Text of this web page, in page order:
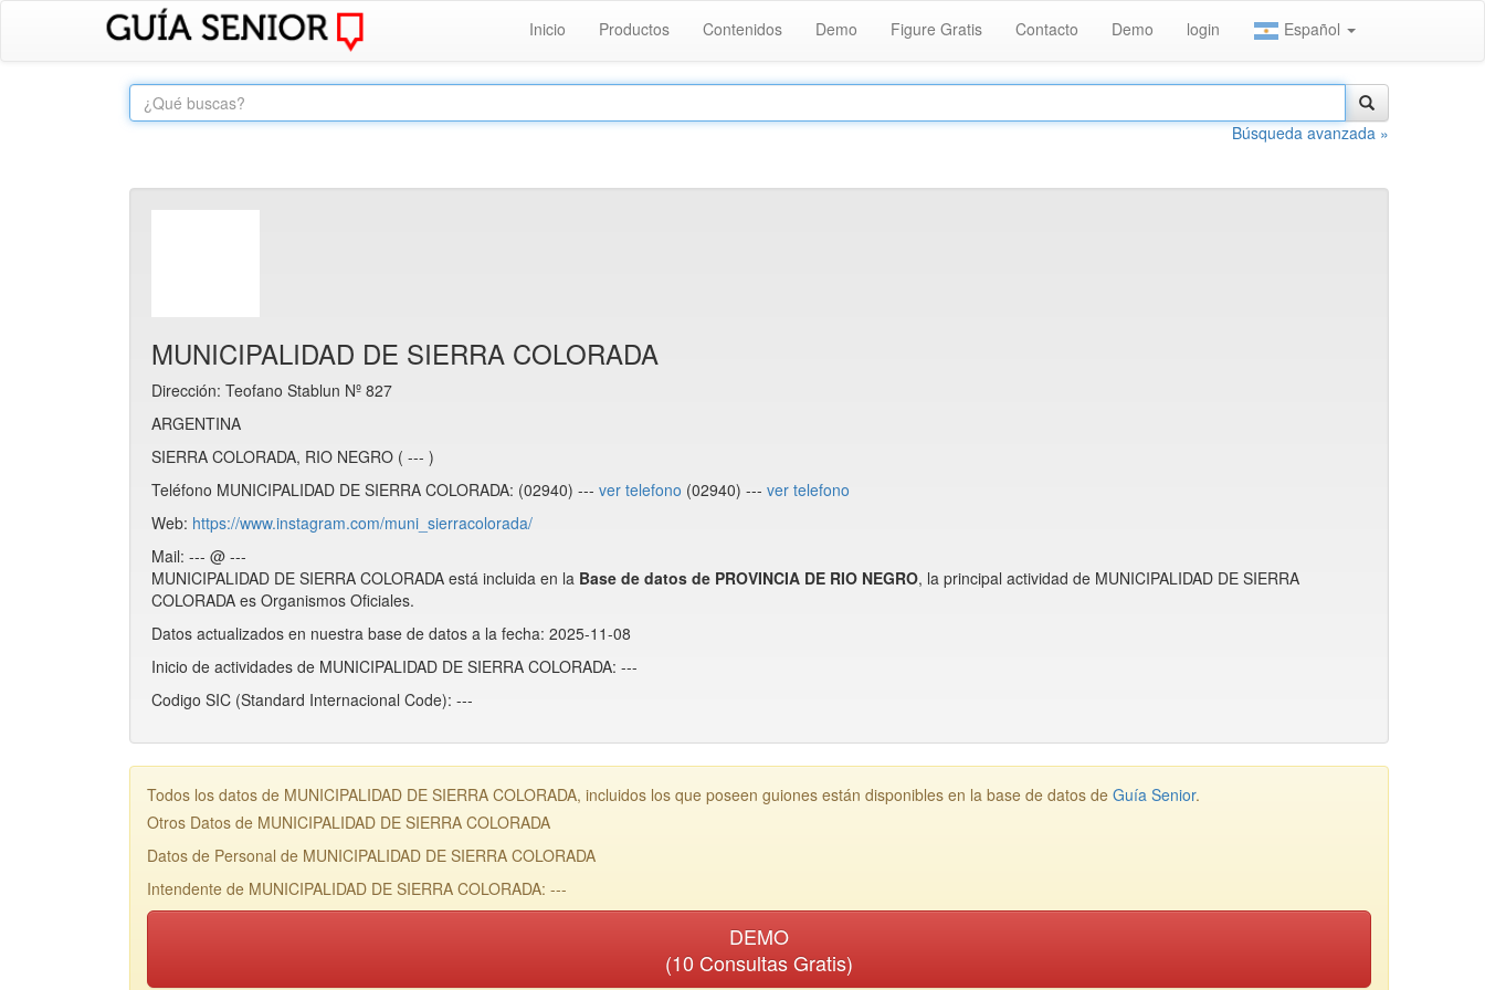
Inicio Productos Contenidos Demo Figure Gratis Contacto Demo login Español
Búsqueda avanzada »
MUNICIPALIDAD DE SIERRA COLORADA
Dirección: Teofano Stablun Nº 827
ARGENTINA
SIERRA COLORADA, RIO NEGRO ( --- )
Teléfono MUNICIPALIDAD DE SIERRA COLORADA: (02940) --- ver telefono (02940) --- ver telefono
Web: https://www.instagram.com/muni_sierracolorada/
Mail: --- @ ---
MUNICIPALIDAD DE SIERRA COLORADA está incluida en la Base de datos de PROVINCIA DE RIO NEGRO, la principal actividad de MUNICIPALIDAD DE SIERRA
COLORADA es Organismos Oficiales.
Datos actualizados en nuestra base de datos a la fecha: 2025-11-08
Inicio de actividades de MUNICIPALIDAD DE SIERRA COLORADA: ---
Codigo SIC (Standard Internacional Code): ---
Todos los datos de MUNICIPALIDAD DE SIERRA COLORADA, incluidos los que poseen guiones están disponibles en la base de datos de Guía Senior.
Otros Datos de MUNICIPALIDAD DE SIERRA COLORADA
Datos de Personal de MUNICIPALIDAD DE SIERRA COLORADA
Intendente de MUNICIPALIDAD DE SIERRA COLORADA: ---
DEMO
(10 Consultas Gratis)